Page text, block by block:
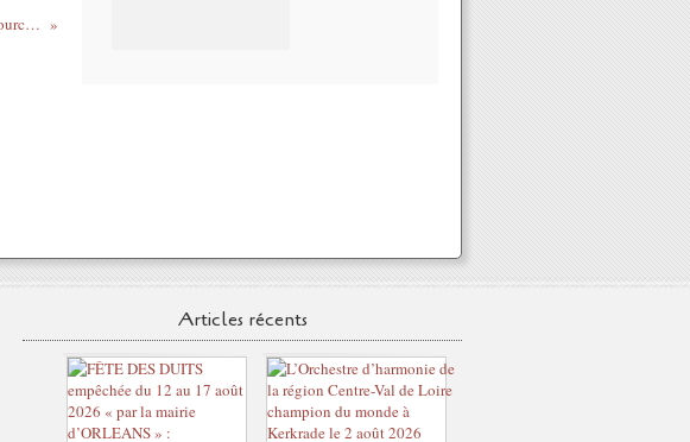
LA OU LE SOLEIL SE LEVE, nouvelle création Marguerite Yourcenar de la Cie Trait pour Trait
Articles récents